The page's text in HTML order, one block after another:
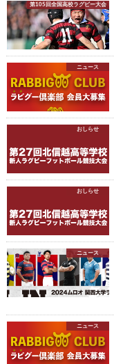
第105回全国高校ラグビー大会
ニュース
おしらせ
おしらせ
ニュース
ニュース